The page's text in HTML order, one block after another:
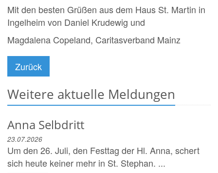
Mit den besten Grüßen aus dem Haus St. Martin in
Ingelheim von Daniel Krudewig und
Magdalena Copeland, Caritasverband Mainz
Zurück
Weitere aktuelle Meldungen
Anna Selbdritt
23.07.2026
Um den 26. Juli, den Festtag der Hl. Anna, schert
sich heute keiner mehr in St. Stephan. ...